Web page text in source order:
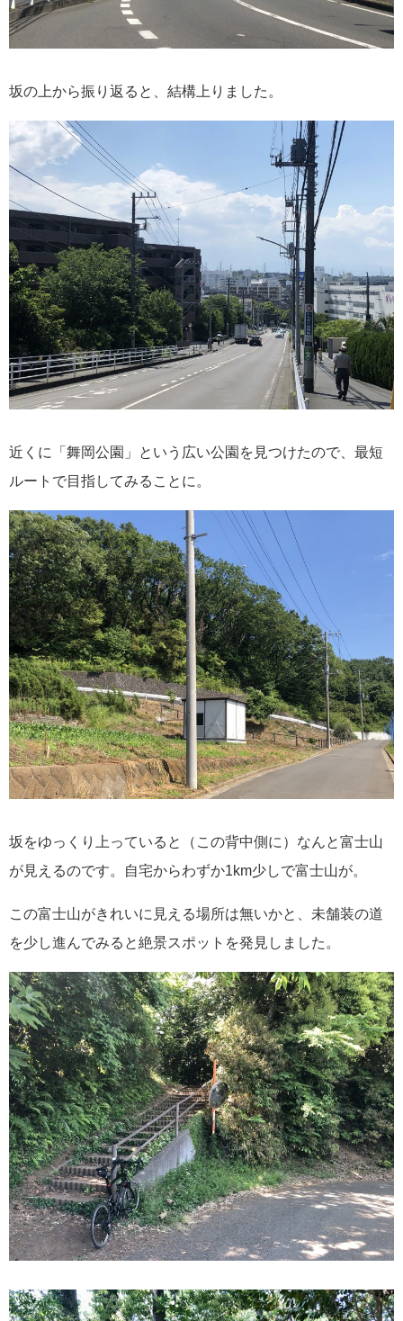
坂の上から振り返ると、結構上りました。
近くに「舞岡公園」という広い公園を見つけたので、最短
ルートで目指してみることに。
坂をゆっくり上っていると（この背中側に）なんと富士山
が見えるのです。自宅からわずか1km少しで富士山が。
この富士山がきれいに見える場所は無いかと、未舗装の道
を少し進んでみると絶景スポットを発見しました。